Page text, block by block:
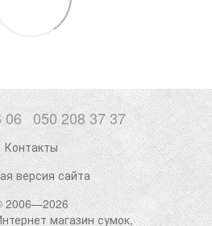
06 050 208 37 37
Контакты
версия сайта
2006—2026
магазин сумок,